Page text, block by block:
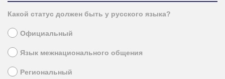
Какой статус должен быть у русского языка?
Официальный
Язык межнационального общения
Региональный